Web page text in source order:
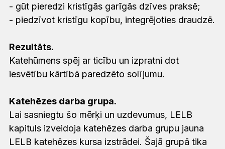
- gūt pieredzi kristīgās garīgās dzīves praksē;
- piedzīvot kristīgu kopību, integrējoties draudzē.
Rezultāts.
Katehūmens spēj ar ticību un izpratni dot
iesvētību kārtībā paredzēto solījumu.
Katehēzes darba grupa.
Lai sasniegtu šo mērķi un uzdevumus, LELB
kapituls izveidoja katehēzes darba grupu jauna
LELB katehēzes kursa izstrādei. Šajā grupā tika